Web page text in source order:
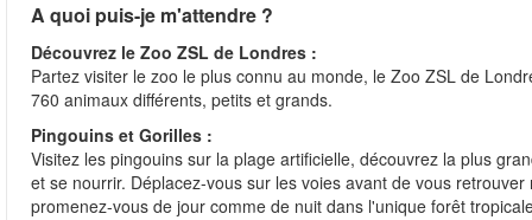
A quoi puis-je m'attendre ?
Découvrez le Zoo ZSL de Londres :
Partez visiter le zoo le plus connu au monde, le Zoo ZSL de
760 animaux différents, petits et grands.
Pingouins et Gorilles :
Visitez les pingouins sur la plage artificielle, découvrez la plus
et se nourrir. Déplacez-vous sur les voies avant de vous
promenez-vous de jour comme de nuit dans l'unique forêt